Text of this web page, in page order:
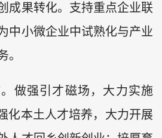
成果转化。支持重点企业联
中小微企业中试熟化与产业
。
做强引才磁场，大力实施
化本土人才培养，大力开展